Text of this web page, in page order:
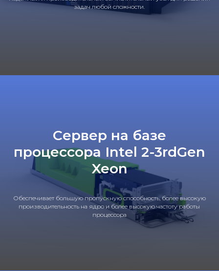
задач любой сложности.
Cервер на базе
процессора Intel 2-3rdGen
Xeon
Обеспечивает большую пропускную способность, более высокую
производительность на ядро и более высокую частоту работы
процессора